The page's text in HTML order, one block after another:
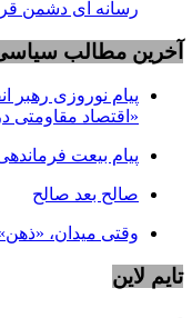
رسانه ای دشمن
آخرین مطالب
«اقتصاد مقاومتی
پیام بیعت
صالح بعد صالح
وقتی میدان، «ذهن»
تایم لاین